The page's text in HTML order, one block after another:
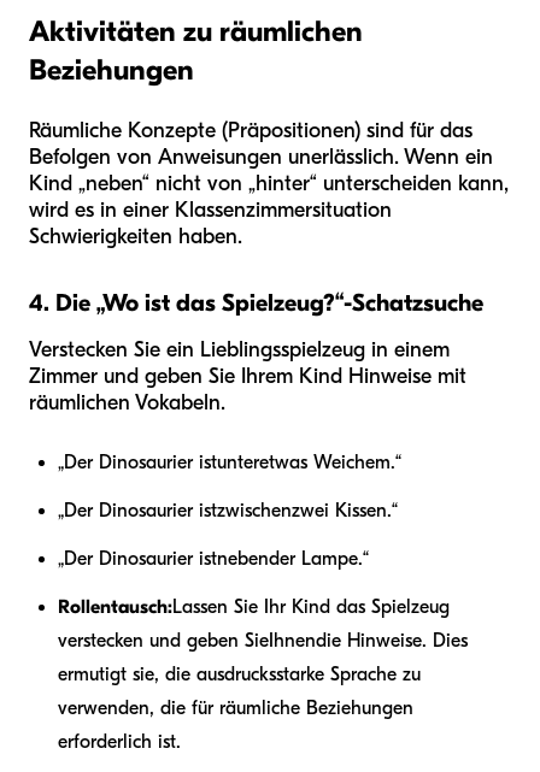
Aktivitäten zu räumlichen
Beziehungen
Räumliche Konzepte (Präpositionen) sind für das
Befolgen von Anweisungen unerlässlich. Wenn ein
Kind „neben“ nicht von „hinter“ unterscheiden kann,
wird es in einer Klassenzimmersituation
Schwierigkeiten haben.
4. Die „Wo ist das Spielzeug?“-Schatzsuche
Verstecken Sie ein Lieblingsspielzeug in einem
Zimmer und geben Sie Ihrem Kind Hinweise mit
räumlichen Vokabeln.
„Der Dinosaurier istunteretwas Weichem.“
„Der Dinosaurier istzwischenzwei Kissen.“
„Der Dinosaurier istnebender Lampe.“
Rollentausch:Lassen Sie Ihr Kind das Spielzeug
verstecken und geben Sie Ihnendie Hinweise. Dies
ermutigt sie, die ausdrucksstarke Sprache zu
verwenden, die für räumliche Beziehungen
erforderlich ist.